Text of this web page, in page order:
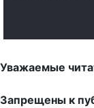
Уважаемые
Запрещены к